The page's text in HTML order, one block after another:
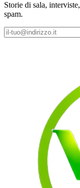
Storie di sala,
spam.